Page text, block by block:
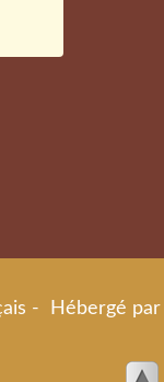
- Hébergé par